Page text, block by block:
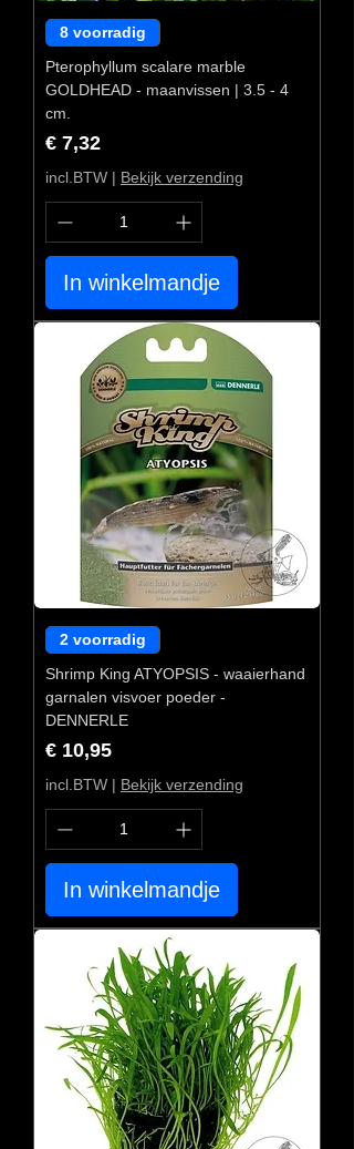
8 voorradig
Pterophyllum scalare marble
GOLDHEAD - maanvissen | 3.5 - 4
cm.
Prijs
€ 7,32
incl.BTW | Bekijk verzending
In winkelmandje
2 voorradig
Shrimp King ATYOPSIS - waaierhand
garnalen visvoer poeder -
DENNERLE
Prijs
€ 10,95
incl.BTW | Bekijk verzending
In winkelmandje